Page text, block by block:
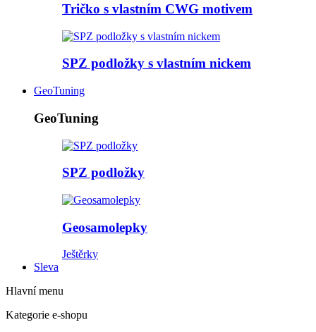
Tričko s vlastním CWG motivem
SPZ podložky s vlastním nickem
GeoTuning
GeoTuning
SPZ podložky
Geosamolepky
Ještěrky
Sleva
Hlavní menu
Kategorie e-shopu